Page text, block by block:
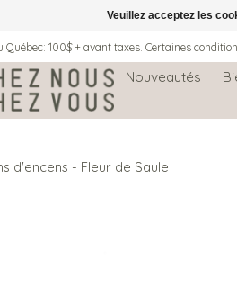
100$ + avant taxes. Certaines
Nouveautés
d'encens - Fleur de Saule
Veuillez acceptez les